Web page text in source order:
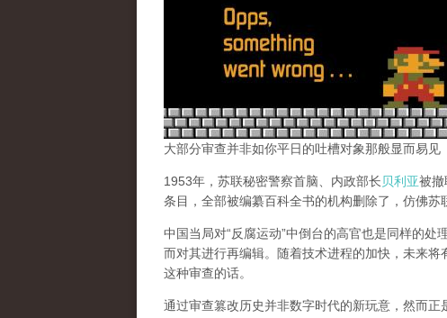
大部分审查并非如你平日的吐槽对象那般显而易见
1953年，苏联秘密警察首脑、内政部长贝利亚被撤
条目，全部被编纂百科全书的机构删除了，仿佛苏
中国当局对“反腐运动”中倒台的高官也是同样的
而对其进行再编辑。随着技术进程的加快，未来
这种审查的话。
通过审查篡改历史并非数字时代的新玩意，然而